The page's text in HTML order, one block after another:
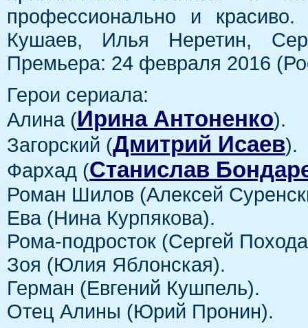
профессионально и
Кушаев, Илья Неретин,
Премьера: 24 февраля 2016
Герои сериала:
Алина (Ирина Антоненко).
Загорский (Дмитрий Исаев).
Фархад (Станислав
Роман Шилов (Алексей
Ева (Нина Курпякова).
Рома-подросток (Сергей
Зоя (Юлия Яблонская).
Герман (Евгений Кушпель).
Отец Алины (Юрий Пронин).